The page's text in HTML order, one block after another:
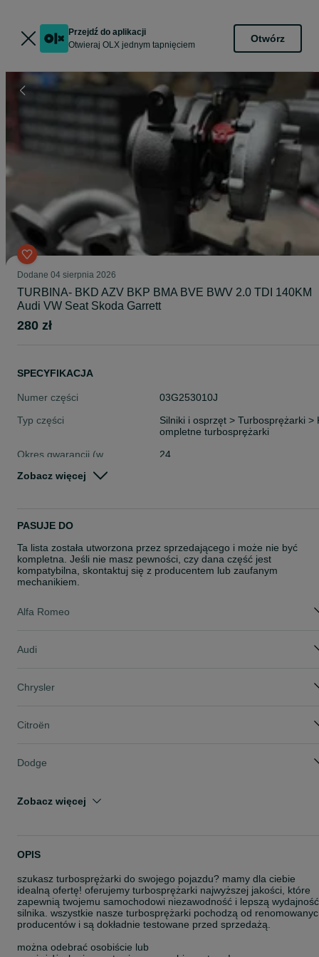
Przejdź do aplikacji
Otwieraj OLX jednym tapnięciem
Otwórz
Dodane 04 sierpnia 2026
TURBINA- BKD AZV BKP BMA BVE BWV 2.0 TDI 140KM
Audi VW Seat Skoda Garrett
280 zł
SPECYFIKACJA
Numer części
03G253010J
Typ części
Silniki i osprzęt > Turbosprężarki >
ompletne turbosprężarki
Okres gwarancji (w
24
Zobacz więcej
PASUJE DO
Ta lista została utworzona przez sprzedającego i może nie być
kompletna. Jeśli nie masz pewności, czy dana część jest
kompatybilna, skontaktuj się z producentem lub zaufanym
mechanikiem.
Alfa Romeo
Audi
Chrysler
Citroën
Dodge
Zobacz więcej
OPIS
szukasz turbosprężarki do swojego pojazdu? mamy dla ciebie
idealną ofertę! oferujemy turbosprężarki najwyższej jakości, które
zapewnią twojemu samochodowi niezawodność i lepszą wydajność
silnika. wszystkie nasze turbosprężarki pochodzą od
producentów i są dokładnie testowane przed sprzedażą.
można odebrać osobiście lub